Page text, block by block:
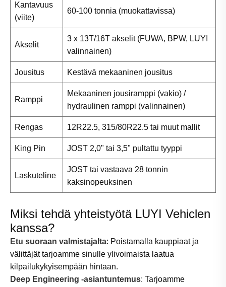
Kantavuus
(viite)
60-100 tonnia (muokattavissa)
Akselit
3 x 13T/16T akselit (FUWA, BPW, LUYI
valinnainen)
Jousitus Kestävä mekaaninen jousitus
Ramppi
Mekaaninen jousiramppi (vakio) /
hydraulinen ramppi (valinnainen)
Rengas 12R22.5, 315/80R22.5 tai muut mallit
King Pin JOST 2,0" tai 3,5" pultattu tyyppi
Laskuteline
JOST tai vastaava 28 tonnin
kaksinopeuksinen
Miksi tehdä yhteistyötä LUYI Vehiclen
kanssa?
Etu suoraan valmistajalta: Poistamalla kauppiaat ja
välittäjät tarjoamme sinulle ylivoimaista laatua
kilpailukykyisempään hintaan.
Deep Engineering -asiantuntemus: Tarjoamme